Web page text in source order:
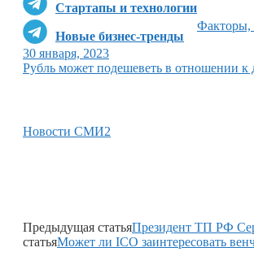
Стартапы и технологии
Новые бизнес-тренды
Факторы,
30 января, 2023
Рубль может подешеветь в отношении к
Новости СМИ2
Предыдущая статьяПрезидент ТП РФ
статьяМожет ли ICO заинтересовать